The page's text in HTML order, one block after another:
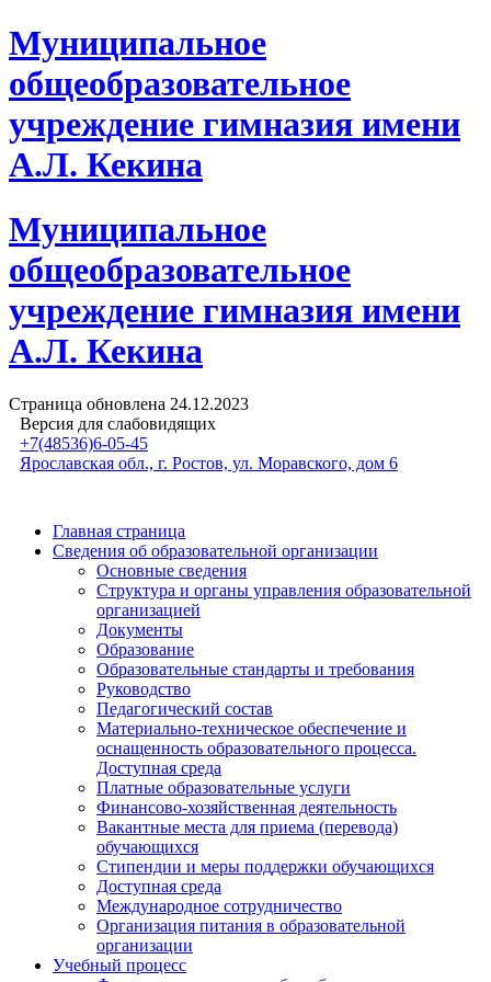
Муниципальное
общеобразовательное
учреждение гимназия имени
А.Л. Кекина
Муниципальное
общеобразовательное
учреждение гимназия имени
А.Л. Кекина
Страница обновлена 24.12.2023
Версия для слабовидящих
+7(48536)6-05-45
Ярославская обл., г. Ростов, ул. Моравского, дом 6
Главная страница
Сведения об образовательной организации
Основные сведения
Структура и органы управления образовательной
организацией
Документы
Образование
Образовательные стандарты и требования
Руководство
Педагогический состав
Материально-техническое обеспечение и
оснащенность образовательного процесса.
Доступная среда
Платные образовательные услуги
Финансово-хозяйственная деятельность
Вакантные места для приема (перевода)
обучающихся
Стипендии и меры поддержки обучающихся
Доступная среда
Международное сотрудничество
Организация питания в образовательной
организации
Учебный процесс